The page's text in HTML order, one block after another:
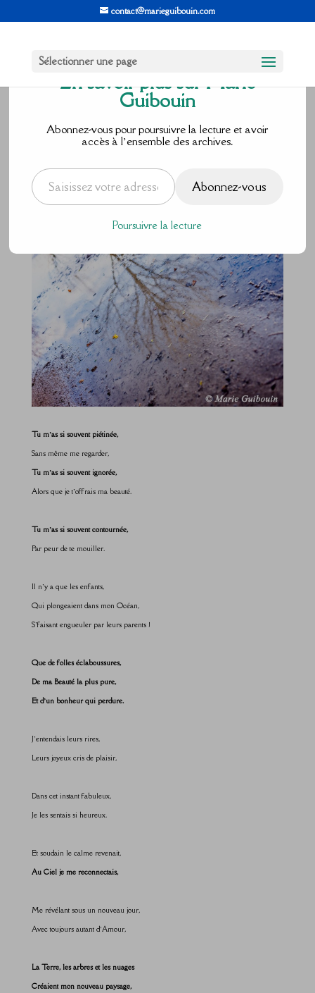
contact@marieguibouin.com
Sélectionner une page
Beauté
ignorée
Marie Guibouin Jan 20, 2018 2 commentaires
Tu m’as si souvent piétinée,
Sans même me regarder,
Tu m’as si souvent ignorée,
Alors que je t’offrais ma beauté.
Tu m’as si souvent contournée,
Par peur de te mouiller.
Il n’y a que les enfants,
Qui plongeaient dans mon Océan,
S’faisant engueuler par leurs parents !
Que de folles éclaboussures,
De ma Beauté la plus pure,
Et d’un bonheur qui perdure.
J’entendais leurs rires,
Leurs joyeux cris de plaisir,
Dans cet instant fabuleux,
Je les sentais si heureux.
Et soudain le calme revenait,
Au Ciel je me reconnectais,
Me révélant sous un nouveau jour,
Avec toujours autant d’Amour,
La Terre, les arbres et les nuages
Créaient mon nouveau paysage,
En savoir plus sur Marie
Guibouin
Abonnez-vous pour poursuivre la lecture et avoir
accès à l’ensemble des archives.
Saisissez votre adresse e-mail…
Abonnez-vous
Poursuivre la lecture